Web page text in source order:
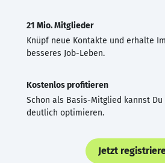
21 Mio. Mitglieder
Knüpf neue Kontakte und erhalte
besseres Job-Leben.
Kostenlos profitieren
Schon als Basis-Mitglied kannst Du
deutlich optimieren.
Jetzt